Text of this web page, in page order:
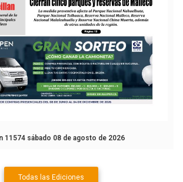
11574 sábado 08 de agosto de 2026
Todas las Ediciones